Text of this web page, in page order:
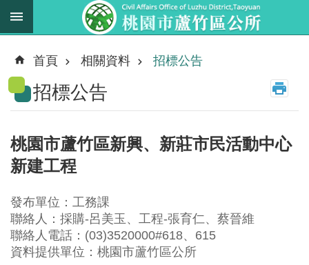
跳到主要內容區塊
新
消
息
務
職
掌
法
規
資
料
首頁 相關資料 招標公告
招標公告
桃園市蘆竹區新興、新莊市民活動中心
新建工程
發布單位：工務課
聯絡人：採購-呂美玉、工程-張育仁、蔡晉維
聯絡人電話：(03)3520000#618、615
資料提供單位：桃園市蘆竹區公所